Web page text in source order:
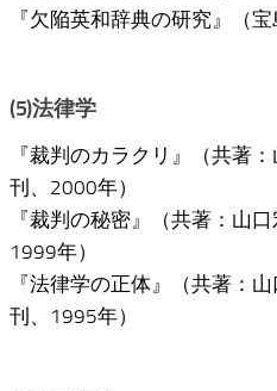
『欠陥英和辞典の研究』（
(5)法律学
『裁判のカラクリ』（共著
刊、2000年）
『裁判の秘密』（共著：山
1999年）
『法律学の正体』（共著：
刊、1995年）